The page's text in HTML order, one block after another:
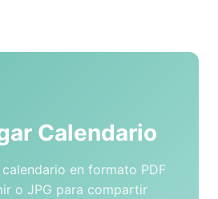
Calendario
en formato PDF
o JPG para compartir